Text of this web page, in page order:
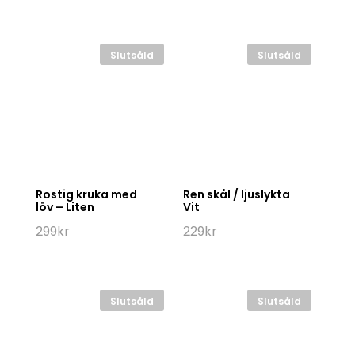
Slutsåld
Rostig kruka med
löv – Liten
299kr
Slutsåld
Ren skål / ljuslykta
Vit
229kr
Slutsåld Slutsåld